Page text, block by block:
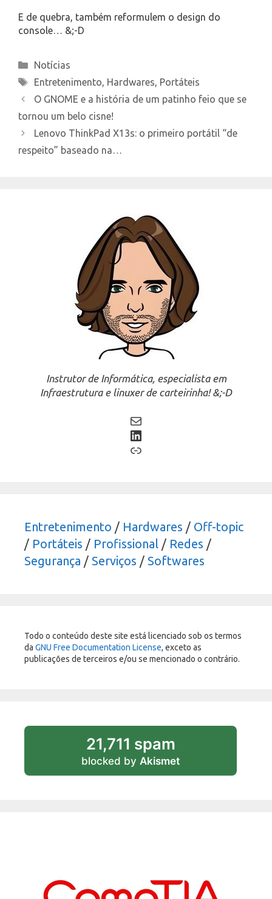
E de quebra, também reformulem o design do
console… &;-D
Categories
Notícias
Tags
Entretenimento, Hardwares, Portáteis
O GNOME e a história de um patinho feio que se
tornou um belo cisne!
Lenovo ThinkPad X13s: o primeiro portátil “de
respeito” baseado na…
Instrutor de Informática, especialista em
Infraestrutura e linuxer de carteirinha! &;-D
Mail
LinkedIn
Link
Entretenimento / Hardwares / Off-topic
/ Portáteis / Profissional / Redes /
Segurança / Serviços / Softwares
Todo o conteúdo deste site está licenciado sob os termos
da GNU Free Documentation License, exceto as
publicações de terceiros e/ou se mencionado o contrário.
21,711 spam
blocked by Akismet